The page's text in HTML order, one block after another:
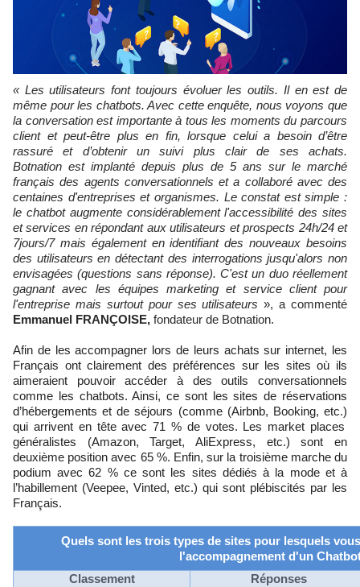
« Les utilisateurs font toujours évoluer les outils. Il en est de
même pour les chatbots. Avec cette enquête, nous voyons que
la conversation est importante à tous les moments du parcours
client et peut-être plus en fin, lorsque celui a besoin d’être
rassuré et d’obtenir un suivi plus clair de ses achats.
Botnation est implanté depuis plus de 5 ans sur le marché
français des agents conversationnels et a collaboré avec des
centaines d'entreprises et organismes. Le constat est simple :
le chatbotaugmente considérablement l'accessibilité des sites
et services en répondant aux utilisateurs et prospects 24h/24 et
7jours/7 mais également en identifiant des nouveaux besoins
des utilisateurs en détectant des interrogations jusqu'alors non
envisagées (questions sans réponse). C'est un duo réellement
gagnant avec les équipes marketing et service client pour
l'entreprise mais surtout pour ses utilisateurs», a commenté
Emmanuel FRANÇOISE, fondateur de Botnation.
Afin de les accompagner lors de leurs achats sur internet, les
Français ont clairement des préférences sur les sites où ils
aimeraient pouvoir accéder à des outils conversationnels
comme les chatbots. Ainsi, ce sont les sites de réservations
d’hébergements et de séjours (comme (Airbnb, Booking, etc.)
qui arrivent en tête avec 71 % de votes. Les market places
généralistes (Amazon, Target,AliExpress, etc.) sont en
deuxième position avec 65 %. Enfin, sur la troisième marche du
podiumavec 62 % ce sont les sites dédiés à la mode et à
l’habillement (Veepee, Vinted, etc.) qui sont plébiscités par les
Français.
Quels sont les trois types de sites pour lesquels
l'accompagnement d'un
Classement
Réponses